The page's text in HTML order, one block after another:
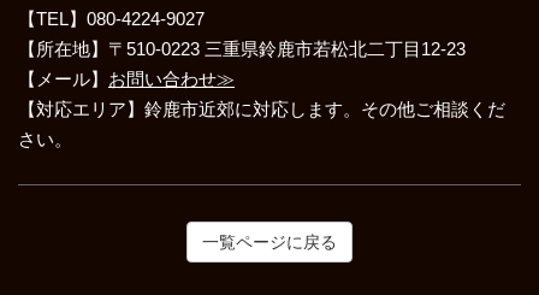
【TEL】080-4224-9027
【所在地】〒510-0223 三重県鈴鹿市若松北二丁目12-23
【メール】 お問い合わせ≫
【対応エリア】鈴鹿市近郊に対応します。その他ご相談くだ
さい。
一覧ページに戻る